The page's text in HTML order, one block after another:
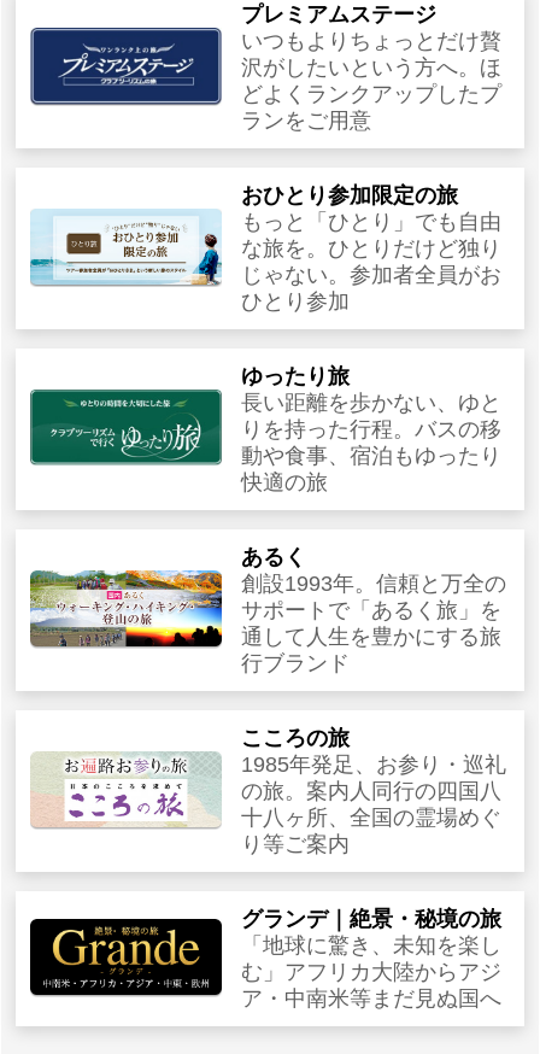
プレミアムステージ
いつもよりちょっとだけ贅
沢がしたいという方へ。ほ
どよくランクアップしたプ
ランをご用意
おひとり参加限定の旅
もっと「ひとり」でも自由
な旅を。ひとりだけど独り
じゃない。参加者全員がお
ひとり参加
ゆったり旅
長い距離を歩かない、ゆと
りを持った行程。バスの移
動や食事、宿泊もゆったり
快適の旅
あるく
創設1993年。信頼と万全の
サポートで「あるく旅」を
通して人生を豊かにする旅
行ブランド
こころの旅
1985年発足、お参り・巡礼
の旅。案内人同行の四国八
十八ヶ所、全国の霊場めぐ
り等ご案内
グランデ｜絶景・秘境の旅
「地球に驚き、未知を楽し
む」アフリカ大陸からアジ
ア・中南米等まだ見ぬ国へ